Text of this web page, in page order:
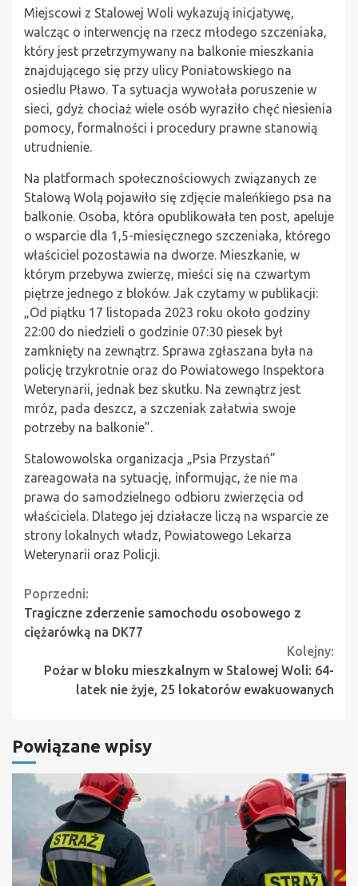
Miejscowi z Stalowej Woli wykazują inicjatywę,
walcząc o interwencję na rzecz młodego szczeniaka,
który jest przetrzymywany na balkonie mieszkania
znajdującego się przy ulicy Poniatowskiego na
osiedlu Pławo. Ta sytuacja wywołała poruszenie w
sieci, gdyż chociaż wiele osób wyraziło chęć niesienia
pomocy, formalności i procedury prawne stanowią
utrudnienie.
Na platformach społecznościowych związanych ze
Stalową Wolą pojawiło się zdjęcie maleńkiego psa na
balkonie. Osoba, która opublikowała ten post, apeluje
o wsparcie dla 1,5-miesięcznego szczeniaka, którego
właściciel pozostawia na dworze. Mieszkanie, w
którym przebywa zwierzę, mieści się na czwartym
piętrze jednego z bloków. Jak czytamy w publikacji:
„Od piątku 17 listopada 2023 roku około godziny
22:00 do niedzieli o godzinie 07:30 piesek był
zamknięty na zewnątrz. Sprawa zgłaszana była na
policję trzykrotnie oraz do Powiatowego Inspektora
Weterynarii, jednak bez skutku. Na zewnątrz jest
mróz, pada deszcz, a szczeniak załatwia swoje
potrzeby na balkonie”.
Stalowowolska organizacja „Psia Przystań”
zareagowała na sytuację, informując, że nie ma
prawa do samodzielnego odbioru zwierzęcia od
właściciela. Dlatego jej działacze liczą na wsparcie ze
strony lokalnych władz, Powiatowego Lekarza
Weterynarii oraz Policji.
Continue
Reading
Poprzedni:
Tragiczne zderzenie samochodu osobowego z
ciężarówką na DK77
Kolejny:
Pożar w bloku mieszkalnym w Stalowej Woli: 64-
latek nie żyje, 25 lokatorów ewakuowanych
Powiązane wpisy